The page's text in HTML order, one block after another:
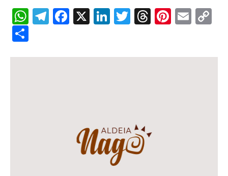
WhatsApp
Telegram
Facebook
X LinkedIn
Twitter
Threads